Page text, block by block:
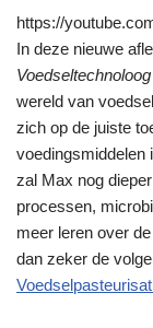
https://
In deze nieuwe
wereld van
zich op de juiste
voedingsmiddelen
zal Max nog
processen,
meer leren over
dan zeker de